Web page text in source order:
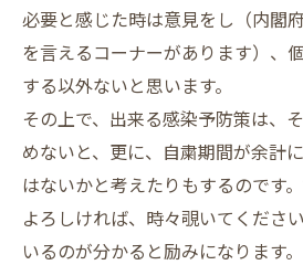
必要と感じた時は意見をし（内閣
を言えるコーナーがあります）、
する以外ないと思います。
その上で、出来る感染予防策は、
めないと、更に、自粛期間が余計
はないかと考えたりもするのです
よろしければ、時々覗いてくださ
いるのが分かると励みになります。